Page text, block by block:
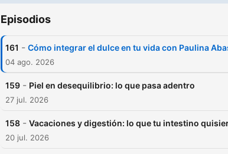
Episodios
161 - Cómo integrar el dulce en tu vida con Paulina
04 ago. 2026
159 - Piel en desequilibrio: lo que pasa adentro
27 jul. 2026
158 - Vacaciones y digestión: lo que tu intestino
20 jul. 2026